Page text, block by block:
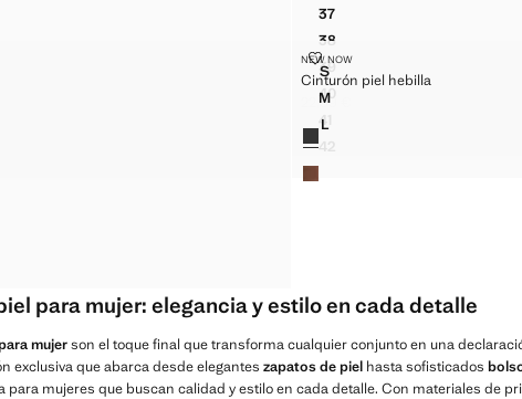
37BOTA PIEL TACÓN BLOQUE
38
39BOTA PIEL TACÓN BLOQUE
40BOTA PIEL TACÓN BLOQUE
41BOTA PIEL TACÓN BLOQUE
42BOTA PIEL TACÓN BLOQUE
Tallas
SCINTURÓN PIEL HEBILLA
MCINTURÓN PIEL HEBILLA
LCINTURÓN PIEL HEBILLA
NEW NOW
Cinturón piel hebilla
CINTURÓN PIEL HEBILLA
22,99 €
Colores
para mujer: elegancia y estilo en cada detalle
mujerson el toque final que transforma cualquier conjunto en una
exclusiva que abarca desde elegantes zapatos de piel hasta sofisticados
para mujeres que buscan calidad y estilo en cada detalle. Con materiales de